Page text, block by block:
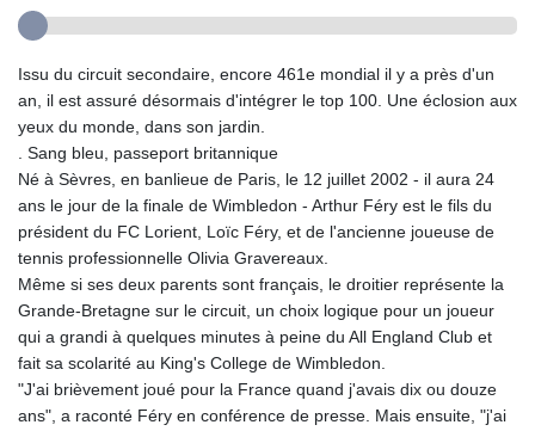
Issu du circuit secondaire, encore 461e mondial il y a près d'un
an, il est assuré désormais d'intégrer le top 100. Une éclosion aux
yeux du monde, dans son jardin.
. Sang bleu, passeport britannique
Né à Sèvres, en banlieue de Paris, le 12 juillet 2002 - il aura 24
ans le jour de la finale de Wimbledon - Arthur Féry est le fils du
président du FC Lorient, Loïc Féry, et de l'ancienne joueuse de
tennis professionnelle Olivia Gravereaux.
Même si ses deux parents sont français, le droitier représente la
Grande-Bretagne sur le circuit, un choix logique pour un joueur
qui a grandi à quelques minutes à peine du All England Club et
fait sa scolarité au King's College de Wimbledon.
"J'ai brièvement joué pour la France quand j'avais dix ou douze
ans", a raconté Féry en conférence de presse. Mais ensuite, "j'ai